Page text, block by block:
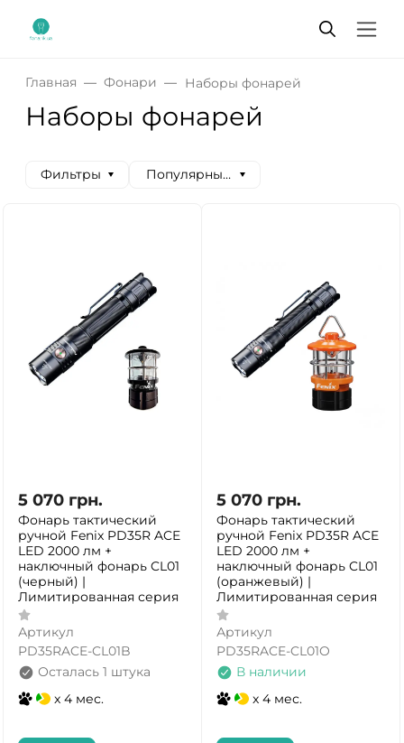
Главная Фонари Наборы фонарей
Наборы фонарей
Фильтры Популярные сначала
5 070 грн.
Фонарь тактический
ручной Fenix PD35R ACE
LED 2000 лм +
наключный фонарь CL01
(черный) |
Лимитированная серия
Артикул
PD35RACE-CL01B
Осталась 1 штука
x 4 мес.
5 070 грн.
Фонарь тактический
ручной Fenix PD35R ACE
LED 2000 лм +
наключный фонарь CL01
(оранжевый) |
Лимитированная серия
Артикул
PD35RACE-CL01O
В наличии
x 4 мес.